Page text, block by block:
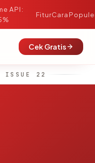
API:
FiturCara
Cek Gratis
ISSUE 22